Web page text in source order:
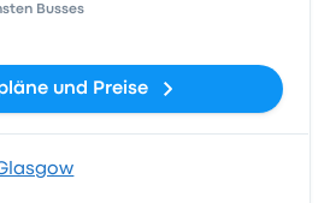
Busses
und Preise